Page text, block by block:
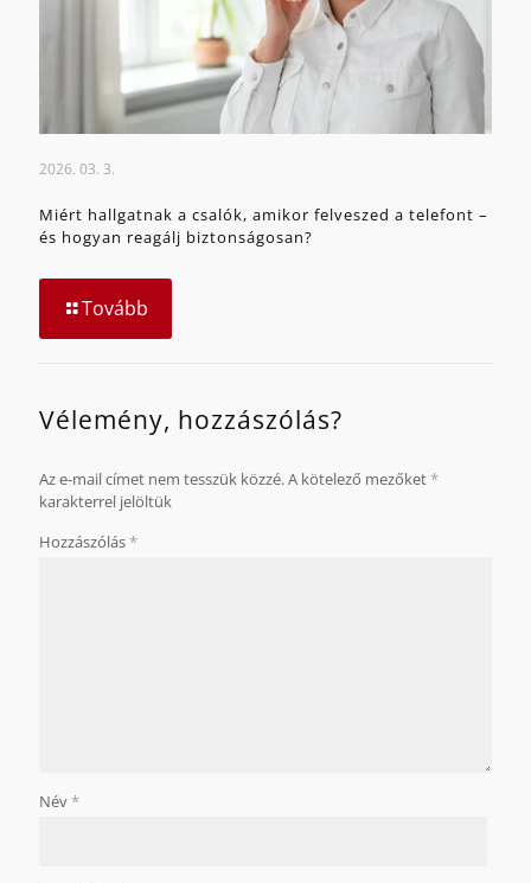
2026. 03. 3.
Miért hallgatnak a csalók, amikor felveszed a telefont –
és hogyan reagálj biztonságosan?
Tovább
Vélemény, hozzászólás?
Az e-mail címet nem tesszük közzé.A kötelező mezőket*
karakterrel jelöltük
Hozzászólás*
Név*